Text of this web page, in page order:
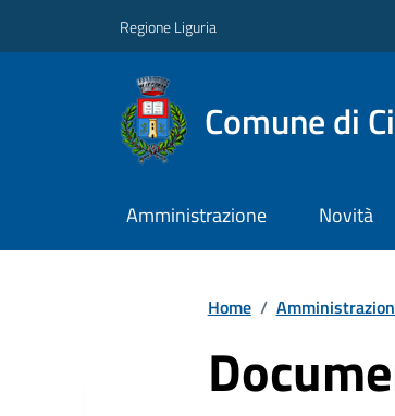
Regione Liguria
Comune di
Amministrazione Novità
Home /